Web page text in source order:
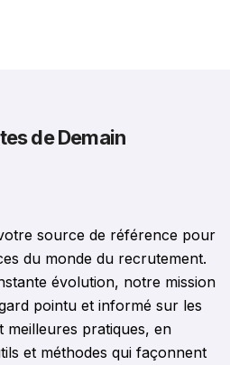
de Demain
source de référence pour
du monde du recrutement.
évolution, notre mission
pointu et informé sur les
meilleures pratiques, en
et méthodes qui façonnent